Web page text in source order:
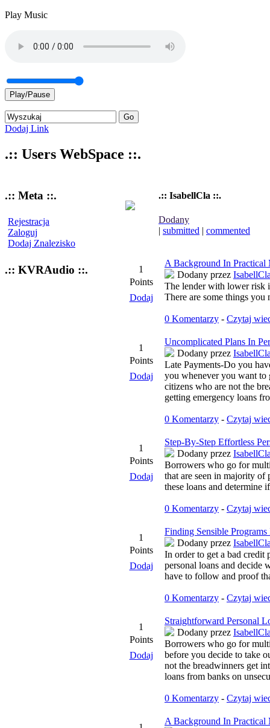
Play Music
Play/Pause
Dodaj Link
.:: Users WebSpace ::.
.:: Meta ::.
Rejestracja
Zaloguj
Dodaj Znalezisko
.:: KVRAudio ::.
.:: IsabellCla ::.
Dodany
| submitted | commented
1
Points
Dodaj
A Background In Practical
Dodany przez
The lender with lower risk
There are some things you
0 Komentarzy - Czytaj
1
Points
Dodaj
Uncomplicated Plans In
Dodany przez
Late Payments-Do you
you whenever you want to
citizens who are not the
getting emergency loans
0 Komentarzy - Czytaj
1
Points
Dodaj
Step-By-Step Effortless
Dodany przez
Borrowers who go for
that are seen in majority
these loans and determine
0 Komentarzy - Czytaj
1
Points
Dodaj
Finding Sensible
Dodany przez
In order to get a bad credit
personal loans and decide
have to follow and proof
0 Komentarzy - Czytaj
1
Points
Dodaj
Straightforward Personal
Dodany przez
Borrowers who go for
before you decide to take
not the breadwinners get
loans from banks on
0 Komentarzy - Czytaj
A Background In Practical